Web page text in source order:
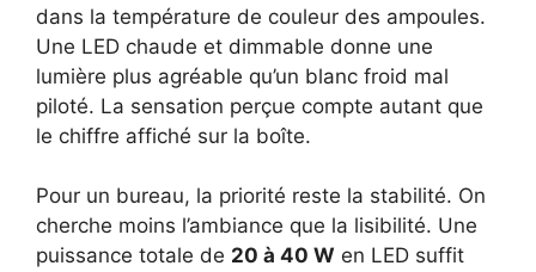
dans la température de couleur des ampoules.
Une LED chaude et dimmable donne une
lumière plus agréable qu’un blanc froid mal
piloté. La sensation perçue compte autant que
le chiffre affiché sur la boîte.
Pour un bureau, la priorité reste la stabilité. On
cherche moins l’ambiance que la lisibilité. Une
puissance totale de 20 à 40 W en LED suffit